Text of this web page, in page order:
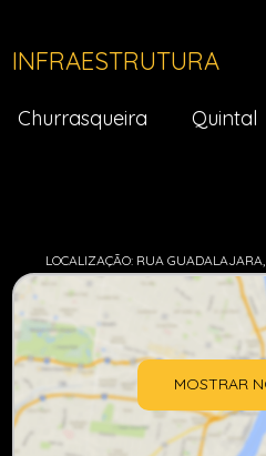
INFRAESTRUTURA
Churrasqueira Quintal
LOCALIZAÇÃO: RUA
MOSTRAR